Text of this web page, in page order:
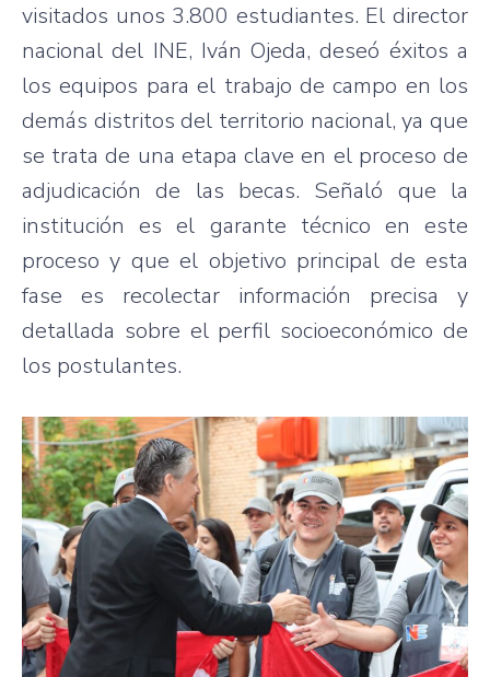
visitados unos 3.800 estudiantes. El director
nacional del INE, Iván Ojeda, deseó éxitos a
los equipos para el trabajo de campo en los
demás distritos del territorio nacional, ya que
se trata de una etapa clave en el proceso de
adjudicación de las becas. Señaló que la
institución es el garante técnico en este
proceso y que el objetivo principal de esta
fase es recolectar información precisa y
detallada sobre el perfil socioeconómico de
los postulantes.